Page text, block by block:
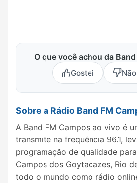
O que você achou da
Gostei
Sobre a Rádio Band FM
A Band FM Campos ao vivo é
transmite na frequência 96.1,
programação de qualidade
Campos dos Goytacazes, Rio
todo o mundo como rádio